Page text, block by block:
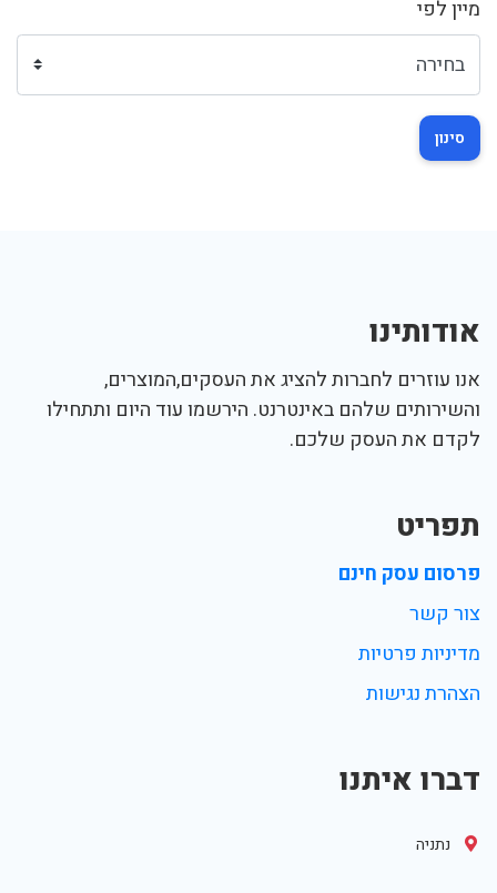
מיין לפי
סינון
אודותינו
אנו עוזרים לחברות להציג את העסקים,המוצרים,
והשירותים שלהם באינטרנט. הירשמו עוד היום ותתחילו
לקדם את העסק שלכם.
תפריט
פרסום עסק חינם
צור קשר
מדיניות פרטיות
הצהרת נגישות
דברו איתנו
נתניה